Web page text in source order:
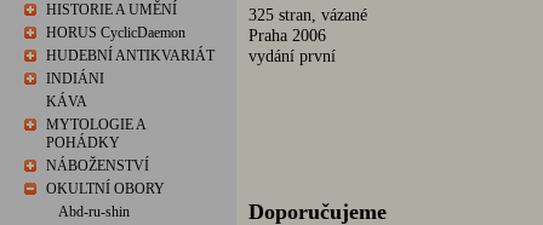
HISTORIE A UMĚNÍ
HORUS CyclicDaemon
HUDEBNÍ ANTIKVARIÁT
INDIÁNI
KÁVA
MYTOLOGIE A
POHÁDKY
NÁBOŽENSTVÍ
OKULTNÍ OBORY
Abd-ru-shin
325 stran, vázané
Praha 2006
vydání první
Doporučujeme